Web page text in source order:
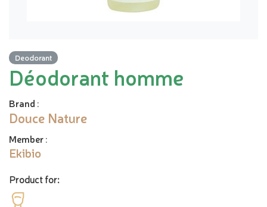
Deodorant
Déodorant homme
Brand :
Douce Nature
Member:
Ekibio
Product for: